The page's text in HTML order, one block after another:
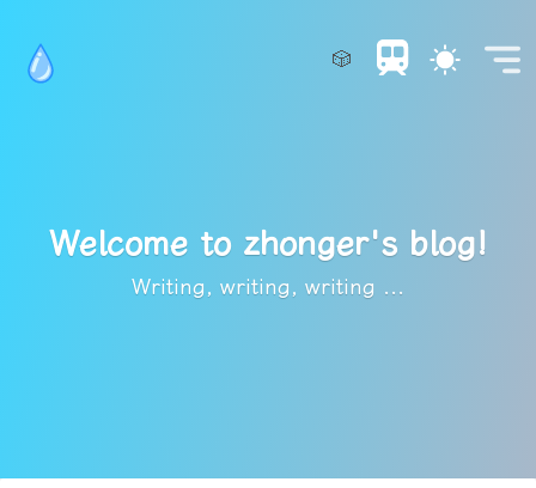
🎲
Welcome to zhonger's blog!
Writing, writing, writing ...